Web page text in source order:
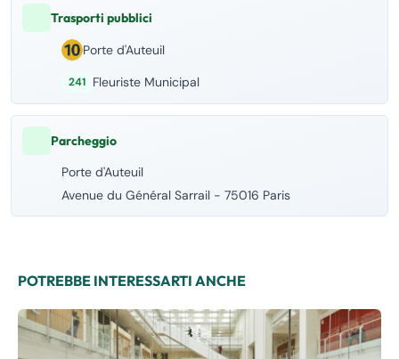
Trasporti pubblici
Porte d'Auteuil
241 Fleuriste Municipal
Parcheggio
Porte d'Auteuil
Avenue du Général Sarrail - 75016 Paris
POTREBBE INTERESSARTI ANCHE